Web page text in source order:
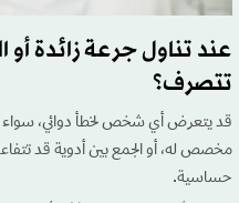
عند تناول جرعة زائدة
تتصرف؟
قد يتعرض أي شخص لخطأ دوائي، سواء
مخصص له، أو الجمع بين أدوية قد
حساسية.